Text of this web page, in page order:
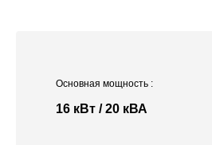
Основная мощность :
16 кВт / 20 кВА